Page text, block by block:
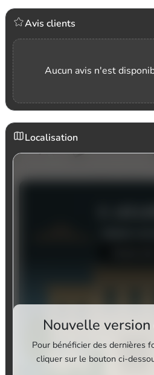
Avis clients
Aucun avis n'est
Localisation